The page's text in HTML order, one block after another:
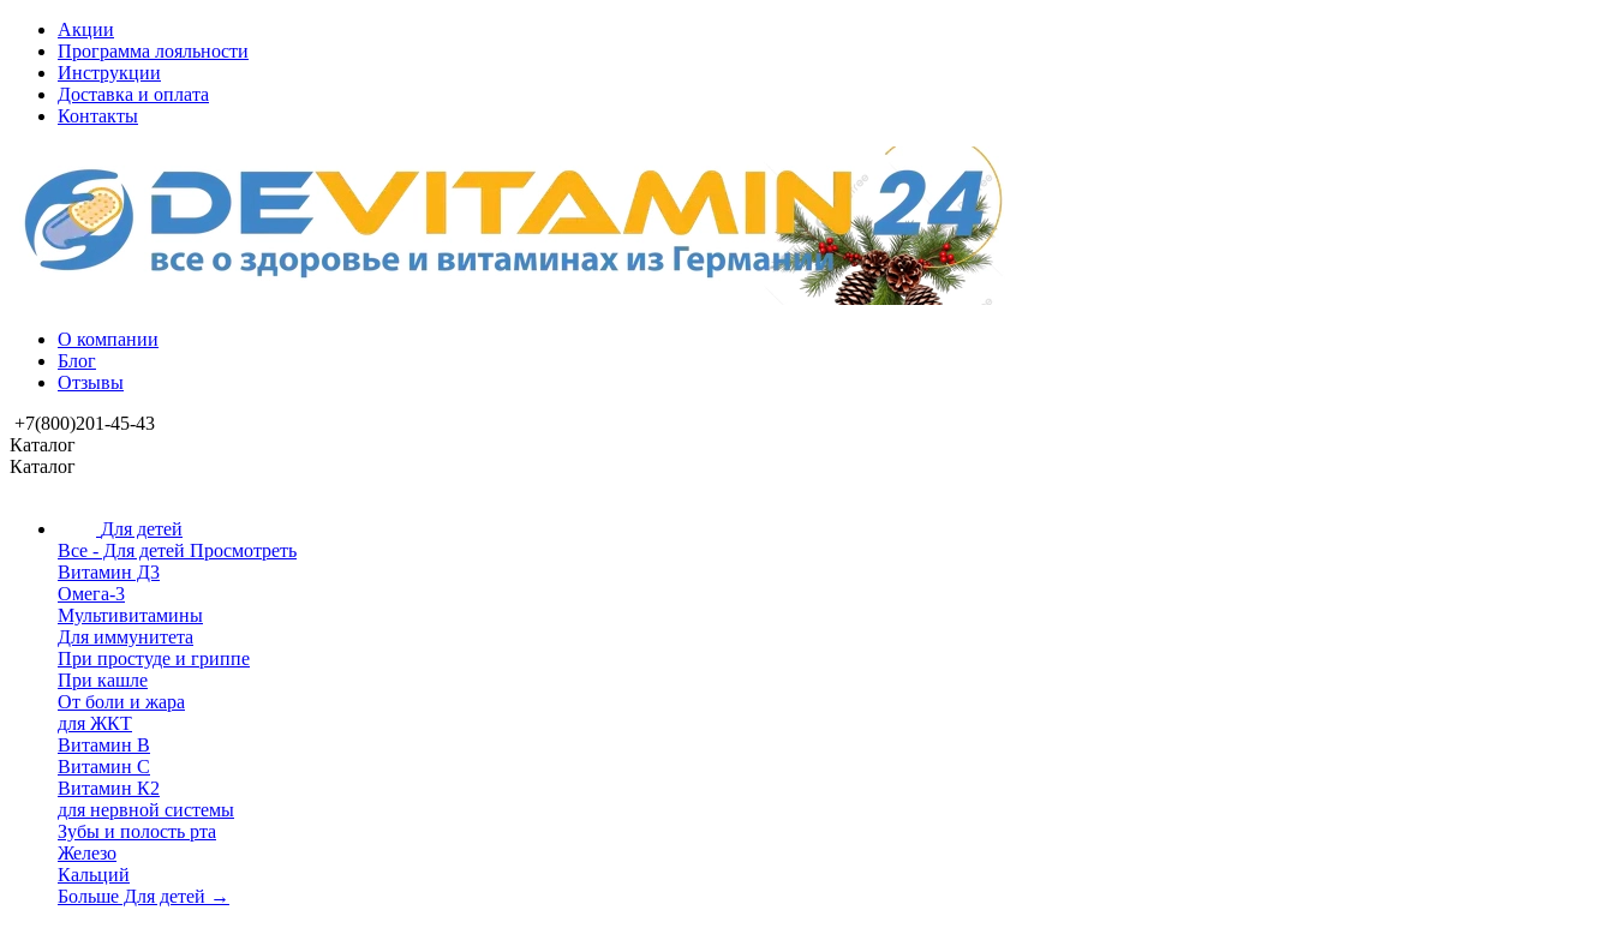
Акции
Программа лояльности
Инструкции
Доставка и оплата
Контакты
О компании
Блог
Отзывы
+7(800)201-45-43
Каталог
Каталог
Для детей
Все - Для детей Просмотреть
Витамин Д3
Омега-3
Мультивитамины
Для иммунитета
При простуде и гриппе
При кашле
От боли и жара
для ЖКТ
Витамин В
Витамин С
Витамин К2
для нервной системы
Зубы и полость рта
Железо
Кальций
Больше Для детей →